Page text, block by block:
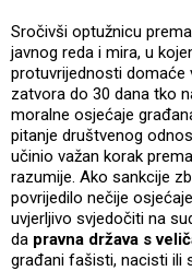
Sročivši optužnicu
javnog reda i mira, u
protuvrijednosti domaće
zatvora do 30 dana tko
moralne osjećaje
pitanje društvenog
učinio važan korak
razumije. Ako sankcije
povrijedilo nečije
uvjerljivo svjedočiti na
da pravna država s
građani fašisti, nacisti ili